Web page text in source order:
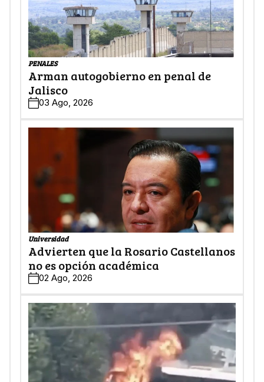
PENALES
Arman autogobierno en penal de
Jalisco
03 Ago, 2026
Universidad
Advierten que la Rosario Castellanos
no es opción académica
02 Ago, 2026